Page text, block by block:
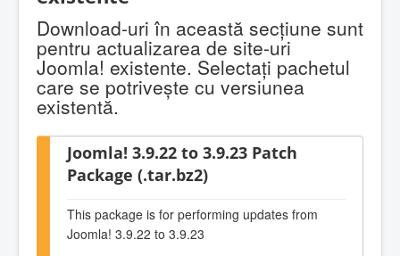
Download-uri în această secţiune sunt
pentru actualizarea de site-uri
Joomla! existente. Selectaţi pachetul
care se potriveşte cu versiunea
existentă.
Joomla! 3.9.22 to 3.9.23 Patch
Package (.tar.bz2)
This package is for performing updates from
Joomla! 3.9.22 to 3.9.23